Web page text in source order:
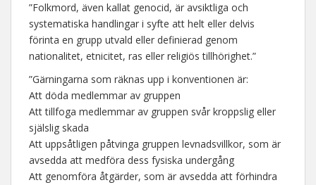
”Folkmord, även kallat genocid, är avsiktliga och
systematiska handlingar i syfte att helt eller delvis
förinta en grupp utvald eller definierad genom
nationalitet, etnicitet, ras eller religiös tillhörighet.”
”Gärningarna som räknas upp i konventionen är:
Att döda medlemmar av gruppen
Att tillfoga medlemmar av gruppen svår kroppslig eller
själslig skada
Att uppsåtligen påtvinga gruppen levnadsvillkor, som är
avsedda att medföra dess fysiska undergång
Att genomföra åtgärder, som är avsedda att förhindra